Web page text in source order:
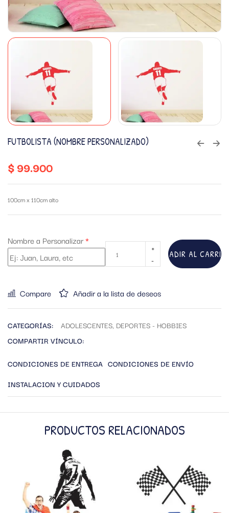
FUTBOLISTA (NOMBRE PERSONALIZADO)
$99.900
100cm x 110cm alto
Nombre a Personalizar*
AÑADIR AL
Compare Añadir a la lista de deseos
CATEGORÍAS: ADOLESCENTES, DEPORTES - HOBBIES
COMPARTIR VÍNCULO:
CONDICIONES DE ENTREGA CONDICIONES DE ENVÍO
INSTALACION Y CUIDADOS
PRODUCTOS RELACIONADOS